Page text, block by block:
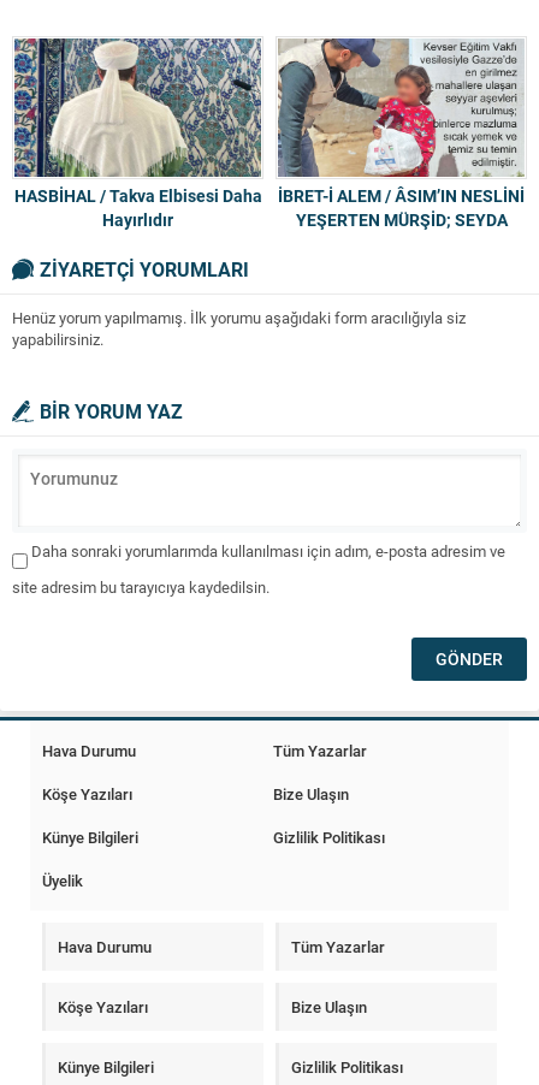
HASBİHAL / Takva Elbisesi Daha
Hayırlıdır
İBRET-İ ALEM / ÂSIM’IN NESLİNİ
YEŞERTEN MÜRŞİD; SEYDA
ZİYARETÇİ YORUMLARI
Henüz yorum yapılmamış. İlk yorumu aşağıdaki form aracılığıyla siz
yapabilirsiniz.
BİR YORUM YAZ
Daha sonraki yorumlarımda kullanılması için adım, e-posta adresim ve
site adresim bu tarayıcıya kaydedilsin.
Hava Durumu
Tüm Yazarlar
Köşe Yazıları
Bize Ulaşın
Künye Bilgileri
Gizlilik Politikası
Üyelik
Hava Durumu Tüm Yazarlar
Köşe Yazıları Bize Ulaşın
Künye Bilgileri Gizlilik Politikası